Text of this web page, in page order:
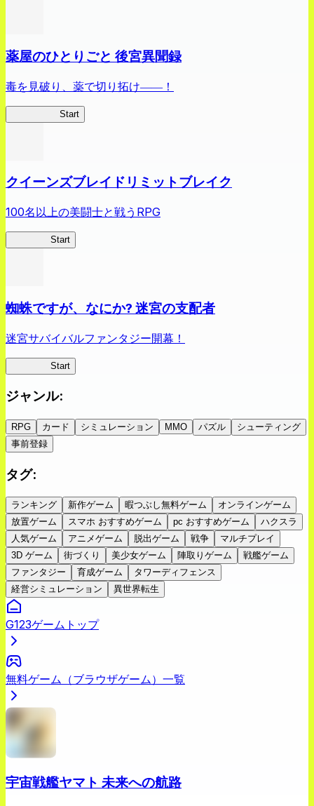
薬屋のひとりごと 後宮異聞録
毒を見破り、薬で切り拓け――！
Start
クイーンズブレイドリミットブレイク
100名以上の美闘士と戦うRPG
Start
蜘蛛ですが、なにか? 迷宮の支配者
迷宮サバイバルファンタジー開幕！
Start
ジャンル:
RPG カード シミュレーション MMO パズル
シューティング
事前登録
タグ:
ランキング 新作ゲーム 暇つぶし無料ゲーム
オンラインゲーム
放置ゲーム
スマホ おすすめゲーム pc おすすめゲーム
ハクスラ
人気ゲーム
アニメゲーム 脱出ゲーム 戦争
マルチプレイ
3D ゲーム
街づくり 美少女ゲーム 陣取りゲーム
戦艦ゲーム
ファンタジー
育成ゲーム
タワーディフェンス
経営シミュレーション
異世界転生
G123ゲームトップ
無料ゲーム（ブラウザゲーム）一覧
宇宙戦艦ヤマト 未来への航路